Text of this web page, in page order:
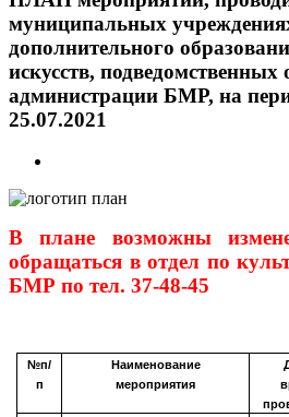
муниципальных
дополнительного
искусств, подведомственных
администрации БМР, на
25.07.2021
Image
В плане возможны
обращаться в отдел по
БМР по тел. 37-48-45
№п/
п
Наименование
мероприятия